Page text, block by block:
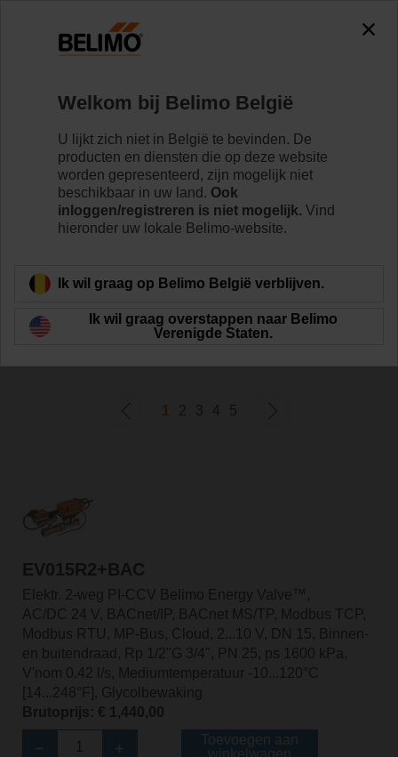
Drukonafhankelijke regelkleppen
De drukonafhankelijke kleptechnologie van Belimo
optimaliseert de regeling van variabele
volumestroomsystemen en helpt bij het maximaliseren
van energiebesparing.
1 2 3 4 5
EV015R2+BAC
Elektr. 2-weg PI-CCV Belimo Energy Valve™,
AC/DC 24 V, BACnet/IP, BACnet MS/TP, Modbus TCP,
Modbus RTU, MP-Bus, Cloud, 2...10 V, DN 15, Binnen-
en buitendraad, Rp 1/2"G 3/4", PN 25, ps 1600 kPa,
V'nom 0.42 l/s, Mediumtemperatuur -10...120°C
[14...248°F], Glycolbewaking
Brutoprijs: € 1,440,00
Welkom bij Belimo België
U lijkt zich niet in België te bevinden. De
producten en diensten die op deze website
worden gepresenteerd, zijn mogelijk niet
beschikbaar in uw land. Ook
inloggen/registreren is niet mogelijk. Vind
hieronder uw lokale Belimo-website.
Ik wil graag op Belimo België verblijven.
Ik wil graag overstappen naar Belimo
Verenigde Staten.